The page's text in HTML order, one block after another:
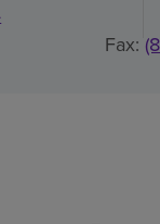
Fax: